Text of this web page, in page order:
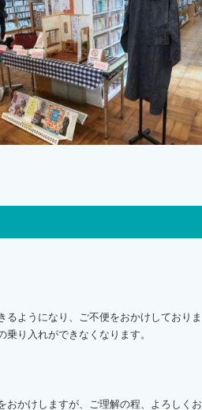
ようになり、ご不便をおかけしておりま
り入れができなくなります。
かけしますが、ご理解の程、よろしくお